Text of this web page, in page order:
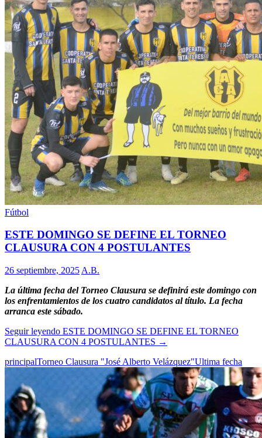
Fútbol
ESTE DOMINGO SE DEFINE EL TORNEO
CLAUSURA CON 4 POSTULANTES
26 septiembre, 2025 A.B.
La última fecha del Torneo Clausura se definirá este domingo con
los enfrentamientos de los cuatro candidatos al título. La fecha
arranca este sábado.
Seguir leyendo ESTE DOMINGO SE DEFINE EL TORNEO
CLAUSURA CON 4 POSTULANTES →
principalTorneo Clausura "José Alberto Velázquez"Ultima fecha